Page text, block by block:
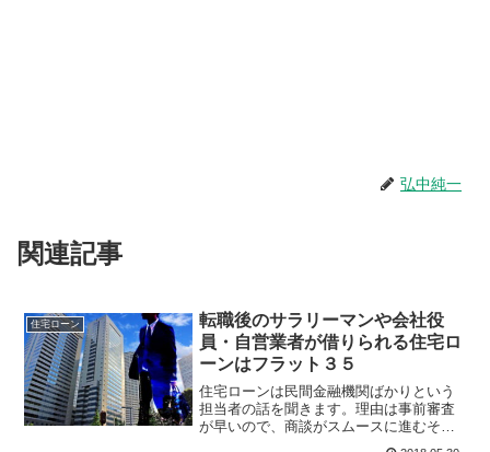
弘中純一
関連記事
住宅ローン
転職後のサラリーマンや会社役
員・自営業者が借りられる住宅ロ
ーンはフラット３５
住宅ローンは民間金融機関ばかりという
担当者の話を聞きます。理由は事前審査
が早いので、商談がスムースに進むそう